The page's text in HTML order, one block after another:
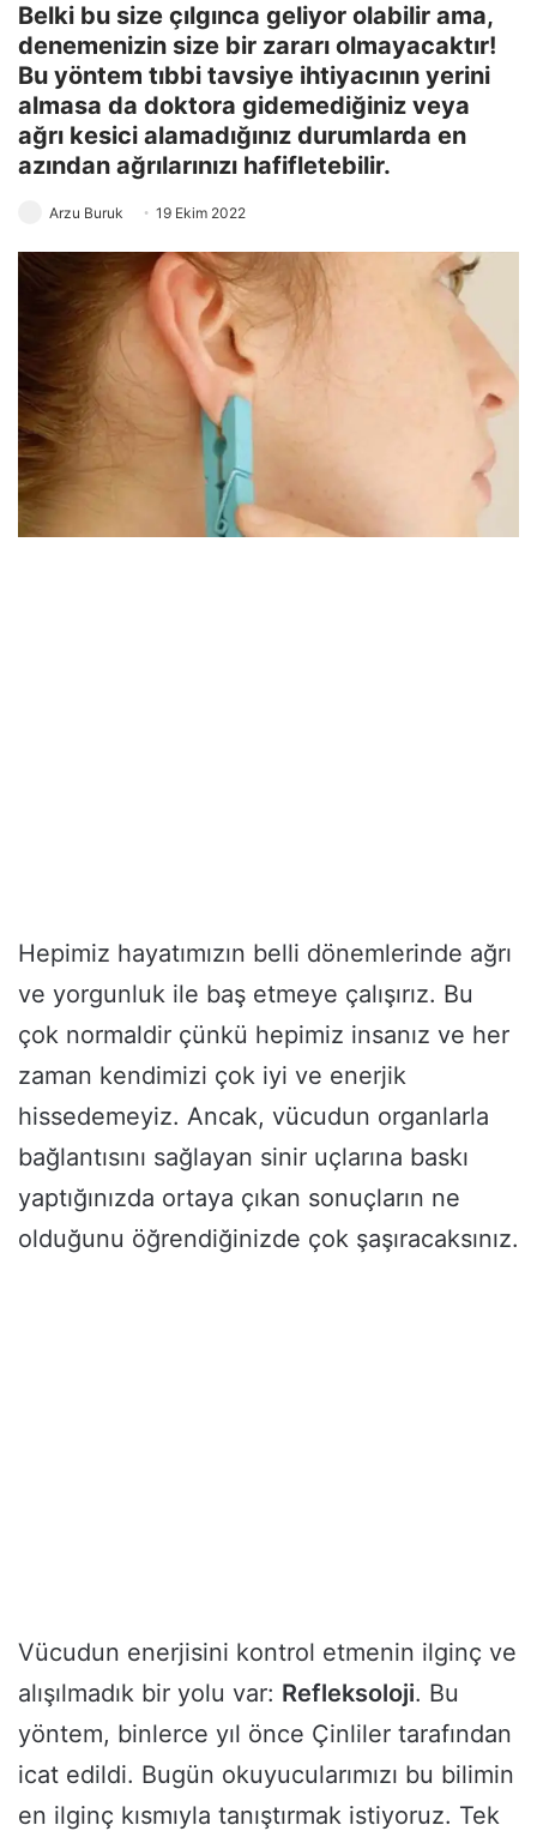
Belki bu size çılgınca geliyor olabilir ama,
denemenizin size bir zararı olmayacaktır!
Bu yöntem tıbbi tavsiye ihtiyacının yerini
almasa da doktora gidemediğiniz veya
ağrı kesici alamadığınız durumlarda en
azından ağrılarınızı hafifletebilir.
Arzu Buruk 19 Ekim 2022
Hepimiz hayatımızın belli dönemlerinde ağrı
ve yorgunluk ile baş etmeye çalışırız. Bu
çok normaldir çünkü hepimiz insanız ve her
zaman kendimizi çok iyi ve enerjik
hissedemeyiz. Ancak, vücudun organlarla
bağlantısını sağlayan sinir uçlarına baskı
yaptığınızda ortaya çıkan sonuçların ne
olduğunu öğrendiğinizde çok şaşıracaksınız.
Vücudun enerjisini kontrol etmenin ilginç ve
alışılmadık bir yolu var: Refleksoloji. Bu
yöntem, binlerce yıl önce Çinliler tarafından
icat edildi. Bugün okuyucularımızı bu bilimin
en ilginç kısmıyla tanıştırmak istiyoruz. Tek